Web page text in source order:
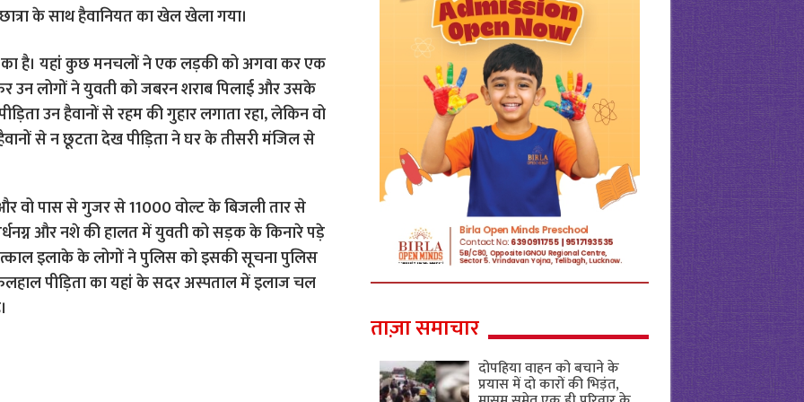
के साथ हैवानियत का खेल खेला गया।
का है। यहां कुछ मनचलों ने एक लड़की को अगवा कर एक
उन लोगों ने युवती को जबरन शराब पिलाई और उसके
उन हैवानों से रहम की गुहार लगाता रहा, लेकिन वो
से न छूटता देख पीड़िता ने घर के तीसरी मंजिल से
वो पास से गुजर से 11000 वोल्ट के बिजली तार से
और नशे की हालत में युवती को सड़क के किनारे पड़े
इलाके के लोगों ने पुलिस को इसकी सूचना पुलिस
पीड़िता का यहां के सदर अस्पताल में इलाज चल
ताज़ा समाचार
दोपहिया वाहन को बचाने के
प्रयास में दो कारों की भिड़ंत,